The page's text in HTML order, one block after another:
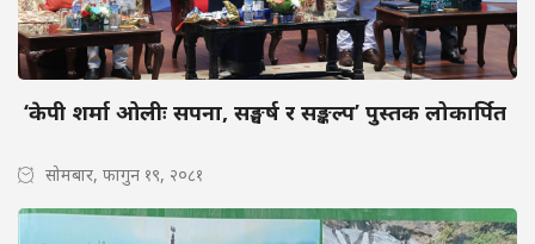
‘केपी शर्मा ओलीः सपना, सङ्घर्ष र सङ्कल्प’ पुस्तक लोकार्पित
सोमबार, फागुन १९, २०८१